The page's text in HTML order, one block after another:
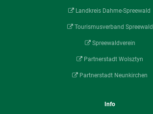
Landkreis Dahme-Spreewald
Tourismusverband Spreewald
Spreewaldverein
Partnerstadt Wolsztyn
Partnerstadt Neunkirchen
Info